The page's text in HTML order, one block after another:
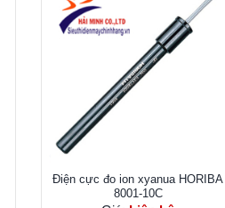
Điện cực đo ion xyanua HORIBA
8001-10C